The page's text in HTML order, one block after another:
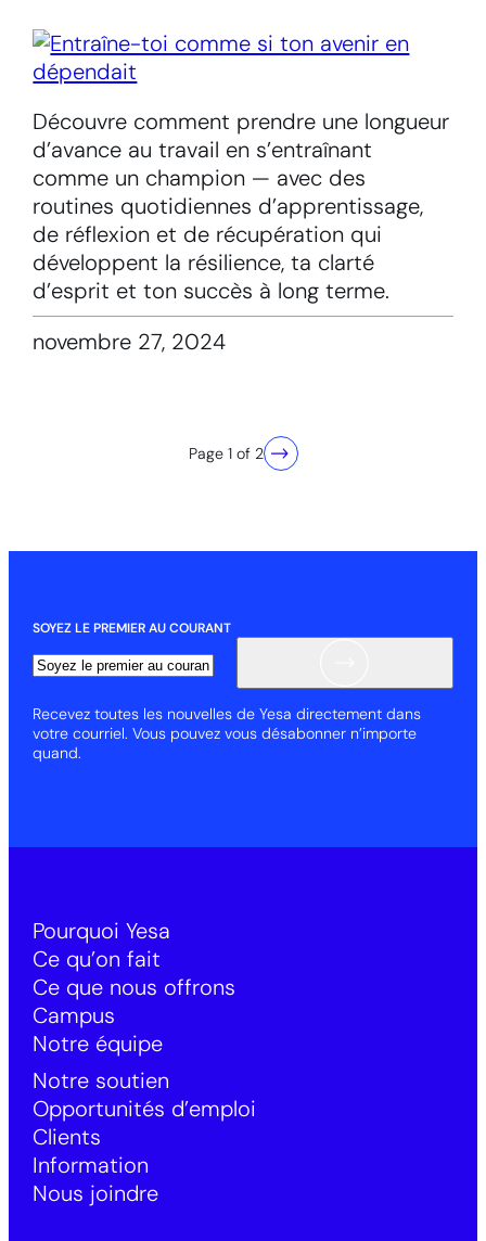
Découvre comment prendre une longueur
d’avance au travail en s’entraînant
comme un champion — avec des
routines quotidiennes d’apprentissage,
de réflexion et de récupération qui
développent la résilience, ta clarté
d’esprit et ton succès à long terme.
novembre 27, 2024
Page 1 of 2
SOYEZ LE PREMIER AU COURANT
Email
Recevez toutes les nouvelles de Yesa directement dans
votre courriel. Vous pouvez vous désabonner n’importe
quand.
Pourquoi Yesa
Ce qu’on fait
Ce que nous offrons
Campus
Notre équipe
Notre soutien
Opportunités d’emploi
Clients
Information
Nous joindre